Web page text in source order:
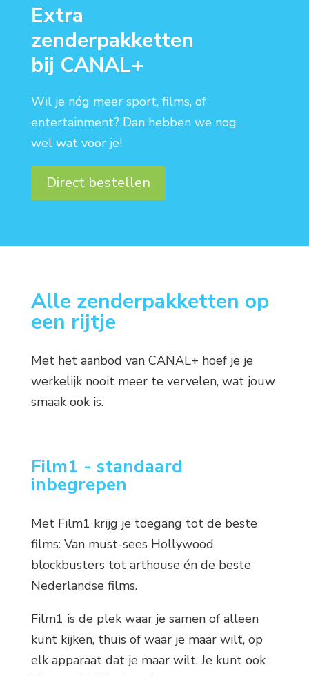
Extra
zenderpakketten
bij CANAL+
Wil je nóg meer sport, films, of
entertainment? Dan hebben we nog
wel wat voor je!
Direct bestellen
Alle zenderpakketten op
een rijtje
Met het aanbod van CANAL+ hoef je je
werkelijk nooit meer te vervelen, wat jouw
smaak ook is.
Film1 - standaard
inbegrepen
Met Film1 krijg je toegang tot de beste
films: Van must-sees Hollywood
blockbusters tot arthouse én de beste
Nederlandse films.
Film1 is de plek waar je samen of alleen
kunt kijken, thuis of waar je maar wilt, op
elk apparaat dat je maar wilt. Je kunt ook